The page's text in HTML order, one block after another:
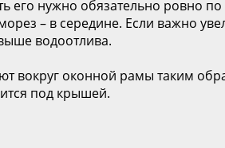
его нужно обязательно
– в середине. Если важно
водоотлива.
вокруг оконной рамы таким
под крышей.